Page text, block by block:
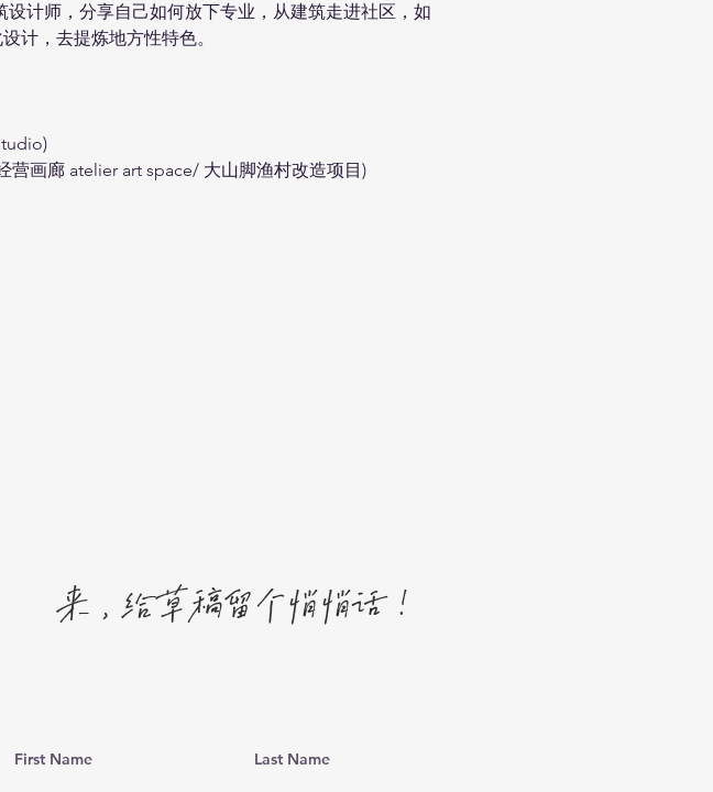
计师，分享自己如何放下专业，从建筑走进社区，如
计，去提炼地方性特色。
营画廊 atelier art space/ 大山脚渔村改造项目)
来，​给草稿留个悄悄话！
First Name Last Name